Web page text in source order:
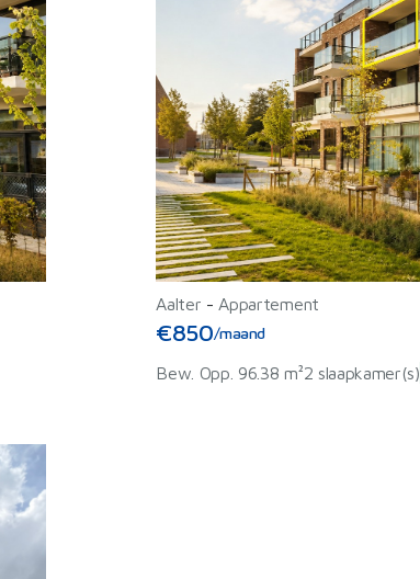
Aalter - Appartement
€850/maand
Bew. Opp. 96.38 m²2 slaapkamer(s)